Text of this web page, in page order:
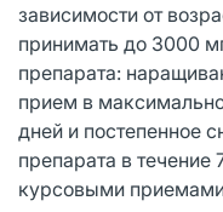
зависимости от
принимать до 3000
препарата:
прием в
дней и постепенное
препарата в
курсовыми